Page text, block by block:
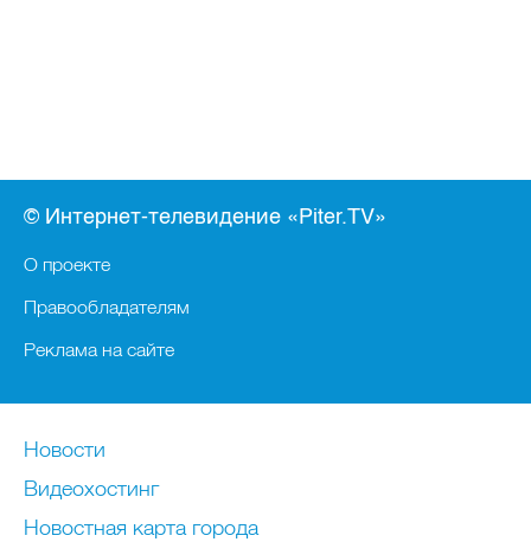
© Интернет-телевидение «Piter.TV»
О проекте
Правообладателям
Реклама на сайте
Новости
Видеохостинг
Новостная карта города